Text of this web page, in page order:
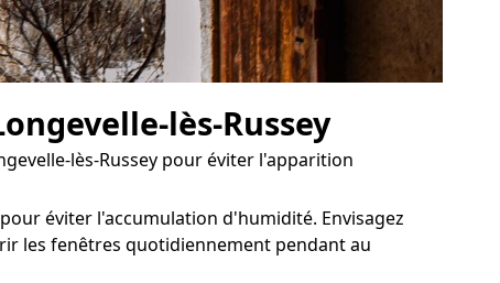
lès-Russey
lès-Russey pour éviter l'apparition
éviter l'accumulation d'humidité. Envisagez
les fenêtres quotidiennement pendant au